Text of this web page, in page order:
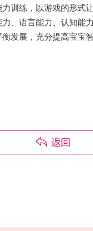
训练，以游戏的形
、语言能力、认知能
发展，充分提高宝宝